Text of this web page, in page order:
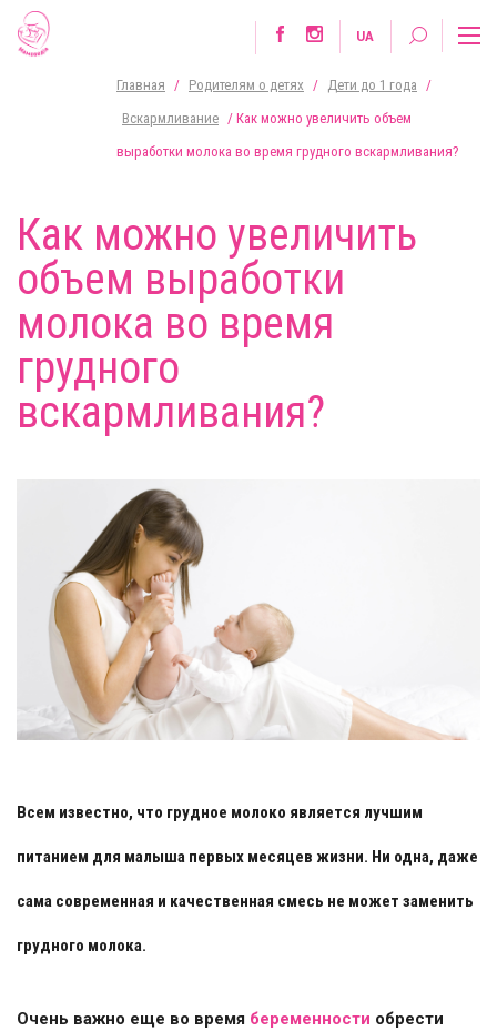
UA
Главная / Родителям о детях / Дети до 1 года
/
Вскармливание / Как можно увеличить объем
выработки молока во время грудного вскармливания?
Как можно увеличить
объем выработки
молока во время
грудного
вскармливания?
Всем известно, что грудное молоко является лучшим
питанием для малыша первых месяцев жизни. Ни одна, даже
сама современная и качественная смесь не может заменить
грудного молока.
Очень важно еще во время беременности обрести